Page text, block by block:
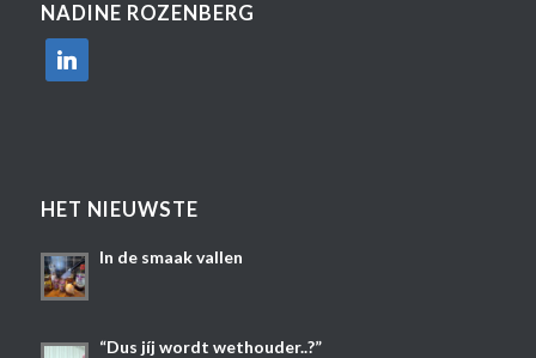
NADINE ROZENBERG
linkedin
HET NIEUWSTE
In de smaak vallen
“Dus jíj wordt wethouder..?”